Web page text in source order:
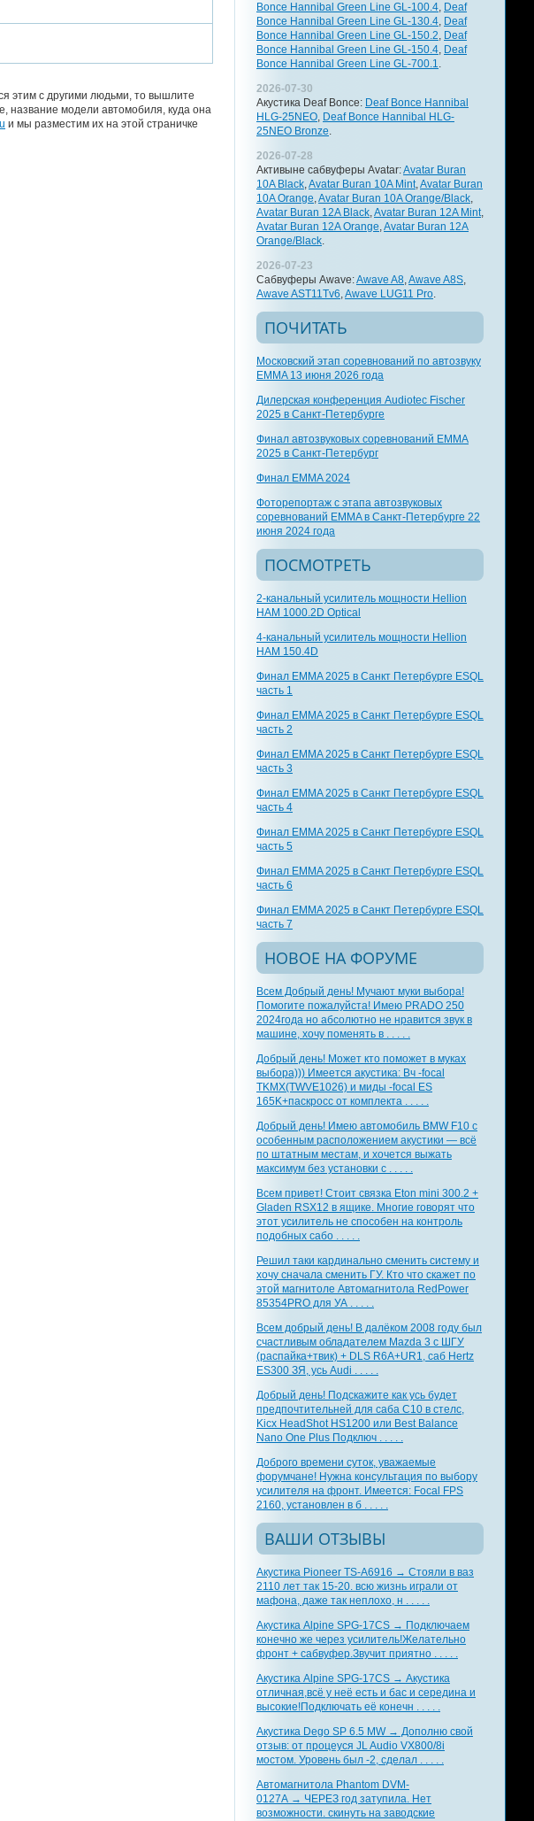
этим с другими людьми, то вышлите
название модели автомобиля, куда она
и мы разместим их на этой страничке
Bonce Hannibal Green Line GL-100.4, Deaf
Bonce Hannibal Green Line GL-130.4, Deaf
Bonce Hannibal Green Line GL-150.2, Deaf
Bonce Hannibal Green Line GL-150.4, Deaf
Bonce Hannibal Green Line GL-700.1.
2026-07-30
Акустика Deaf Bonce: Deaf Bonce Hannibal
HLG-25NEO, Deaf Bonce Hannibal HLG-
25NEO Bronze.
2026-07-28
Активыне сабвуферы Avatar:Avatar Buran
10A Black,Avatar Buran 10A Mint,Avatar Buran
10A Orange,Avatar Buran 10A Orange/Black,
Avatar Buran 12A Black,Avatar Buran 12A Mint,
Avatar Buran 12A Orange,Avatar Buran 12A
Orange/Black.
2026-07-23
Сабвуферы Awave:Awave A8,Awave A8S,
Awave AST11Tv6,Awave LUG11 Pro.
ПОЧИТАТЬ
Московский этап соревнований по автозвуку
EMMA 13 июня 2026 года
Дилерская конференция Audiotec Fischer
2025 в Санкт-Петербурге
Финал автозвуковых соревнований EMMA
2025 в Санкт-Петербург
Финал EMMA 2024
Фоторепортаж с этапа автозвуковых
соревнований EMMA в Санкт-Петербурге 22
июня 2024 года
ПОСМОТРЕТЬ
2-канальный усилитель мощности Hellion
HAM 1000.2D Optical
4-канальный усилитель мощности Hellion
HAM 150.4D
Финал EMMA 2025 в Санкт Петербурге ESQL
часть 1
Финал EMMA 2025 в Санкт Петербурге ESQL
часть 2
Финал EMMA 2025 в Санкт Петербурге ESQL
часть 3
Финал EMMA 2025 в Санкт Петербурге ESQL
часть 4
Финал EMMA 2025 в Санкт Петербурге ESQL
часть 5
Финал EMMA 2025 в Санкт Петербурге ESQL
часть 6
Финал EMMA 2025 в Санкт Петербурге ESQL
часть 7
НОВОЕ НА ФОРУМЕ
Всем Добрый день! Мучают муки выбора!
Помогите пожалуйста! Имею PRADO 250
2024года но абсолютно не нравится звук в
машине, хочу поменять в . . . . .
Добрый день! Может кто поможет в муках
выбора))) Имеется акустика: Вч -focal
TKMX(TWVE1026) и миды -focal ES
165K+паскросс от комплекта . . . . .
Добрый день! Имею автомобиль BMW F10 с
особенным расположением акустики — всё
по штатным местам, и хочется выжать
максимум без установки с . . . . .
Всем привет! Стоит связка Eton mini 300.2 +
Gladen RSX12 в ящике. Многие говорят что
этот усилитель не способен на контроль
подобных сабо . . . . .
Решил таки кардинально сменить систему и
хочу сначала сменить ГУ. Кто что скажет по
этой магнитоле Автомагнитола RedPower
85354PRO для УА . . . . .
Всем добрый день! В далёком 2008 году был
счастливым обладателем Mazda 3 с ШГУ
(распайка+твик) + DLS R6A+UR1, саб Hertz
ES300 ЗЯ, усь Audi . . . . .
Добрый день! Подскажите как усь будет
предпочтительней для саба С10 в стелс,
Kicx HeadShot HS1200 или Best Balance
Nano One Plus Подключ . . . . .
Доброго времени суток, уважаемые
форумчане! Нужна консультация по выбору
усилителя на фронт. Имеется: Focal FPS
2160, установлен в б . . . . .
ВАШИ ОТЗЫВЫ
Акустика Pioneer TS-A6916 → Стояли в ваз
2110 лет так 15-20. всю жизнь играли от
мафона, даже так неплохо, н . . . . .
Акустика Alpine SPG-17CS → Подключаем
конечно же через усилитель!Желательно
фронт + сабвуфер.Звучит приятно . . . . .
Акустика Alpine SPG-17CS → Акустика
отличная,всё у неё есть и бас и середина и
высокие!Подключать её конечн . . . . .
Акустика Dego SP 6.5 MW → Дополню свой
отзыв: от процеуся JL Audio VX800/8i
мостом. Уровень был -2, сделал . . . . .
Автомагнитола Phantom DVM-
0127A → ЧЕРЕЗ год затупила. Нет
возможности. скинуть на заводские